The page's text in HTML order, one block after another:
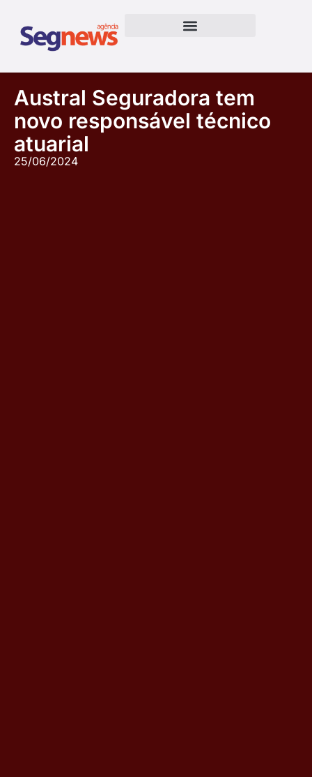
Austral Seguradora tem
novo responsável técnico
atuarial
25/06/2024